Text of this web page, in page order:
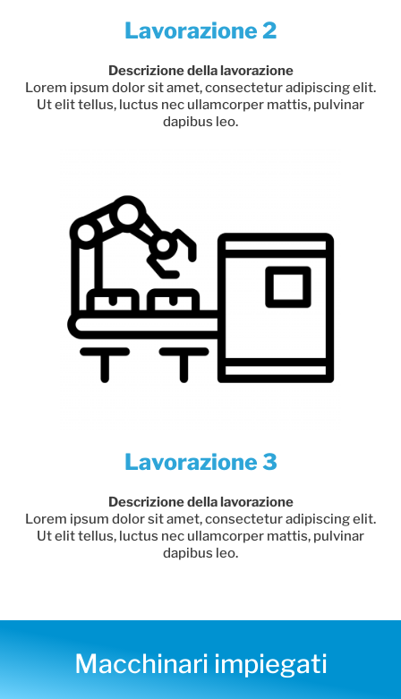
Lavorazione 2
Descrizione della lavorazione
Lorem ipsum dolor sit amet, consectetur adipiscing elit.
Ut elit tellus, luctus nec ullamcorper mattis, pulvinar
dapibus leo.
Lavorazione 3
Descrizione della lavorazione
Lorem ipsum dolor sit amet, consectetur adipiscing elit.
Ut elit tellus, luctus nec ullamcorper mattis, pulvinar
dapibus leo.
Macchinari impiegati